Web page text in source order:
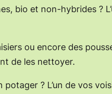
bio et non-hybrides ?
ou encore des
de les nettoyer.
? L’un de vos